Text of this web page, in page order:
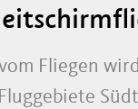
Fliegen